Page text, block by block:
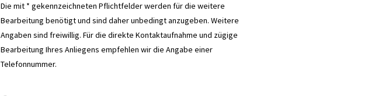
Die mit * gekennzeichneten Pflichtfelder werden für die weitere
Bearbeitung benötigt und sind daher unbedingt anzugeben. Weitere
Angaben sind freiwillig. Für die direkte Kontaktaufnahme und zügige
Bearbeitung Ihres Anliegens empfehlen wir die Angabe einer
Telefonnummer.